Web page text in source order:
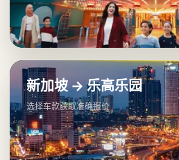
新加坡 → 乐高乐园
选择车款获取准确报价